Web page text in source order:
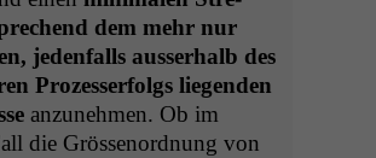
dem mehr nur
jeden­falls ausser­halb des
Prozesser­fol­gs liegen­den
anzunehmen. Ob im
die Grössenord­nung von